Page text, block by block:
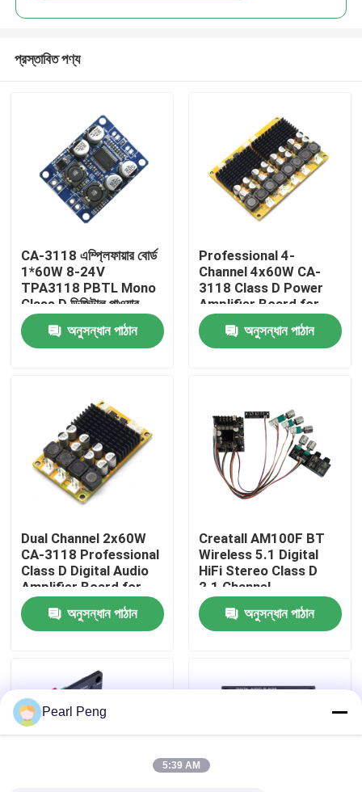
আমাদের সম্পর্কে
কারখানা পরিদর্শন
আমাদের সাথে যোগাযোগ করুন
খবর
ব্লগ
প্রস্তাবিত পণ্য
CA-3118 এম্প্লিফায়ার বোর্ড
1*60W 8-24V
TPA3118 PBTL Mono
Class D ডিজিটাল পাওয়ার
অডিও বোর্ড
অনুসন্ধান পাঠান
Professional 4-
Channel 4x60W CA-
3118 Class D Power
Amplifier Board for
Speakers & Audio
Systems DC8-24V for
Receivers Amplifiers
অনুসন্ধান পাঠান
Dual Channel 2x60W
CA-3118 Professional
Class D Digital Audio
Amplifier Board for
Receivers & Speakers
DC8-24Vঅনুসন্ধান পাঠান
Creatall AM100F BT
Wireless 5.1 Digital
HiFi Stereo Class D
2.1 Channel
50Wx2+100W
Amplifier Board Home
Receivers Amplifiers
অনুসন্ধান পাঠান
Pearl Peng
5:39 AM